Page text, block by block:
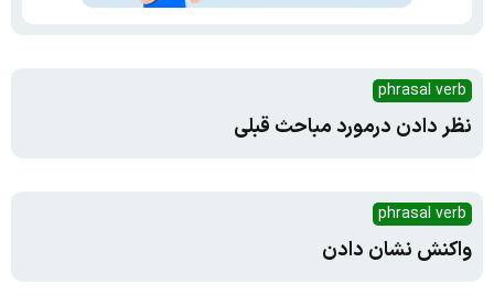
phrasal verb
نظر دادن درمورد مباحث قبلی
phrasal verb
واکنش نشان دادن